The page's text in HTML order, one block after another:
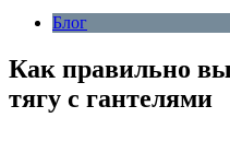
Блог
Как правильно
тягу с гантелями